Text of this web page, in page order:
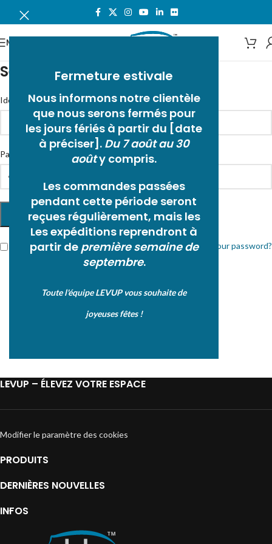
Fermeture estivale
Nous informons notre clientèle
que nous serons fermés pour
les jours fériés à partir du [date
à préciser].Du 7 août au 30
aoûty compris.
Les commandes passées
pendant cette période seront
reçues régulièrement, mais les
Les expéditions reprendront à
partir de première semaine de
septembre.
Toute l'équipe LEVUP vous souhaite de
joyeuses fêtes !
MENU
Se connecter
Identifiant ou e-mail*
Password
LOG IN
Lost your password?
Remember me
LEVUP – ÉLEVEZ VOTRE ESPACE
Modifier le paramètre des cookies
PRODUITS
DERNIÈRES NOUVELLES
INFOS